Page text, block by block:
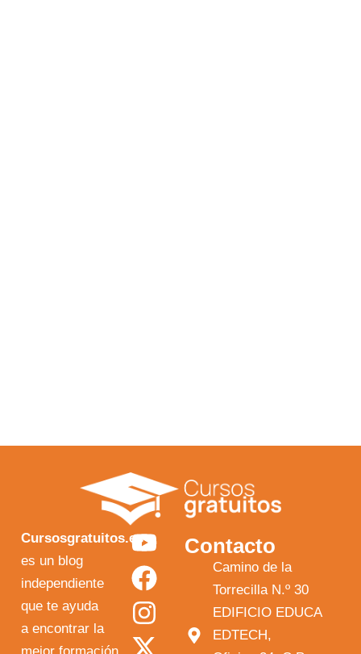
Cursosgratuitos.es
es un blog
independiente
que te ayuda
a encontrar la
Y
o
u
t
u
F
a
c
e
b
I
n
s
t
a
X
-
t
w
i
Contacto
Camino de la
Torrecilla N.º 30
EDIFICIO EDUCA
EDTECH,